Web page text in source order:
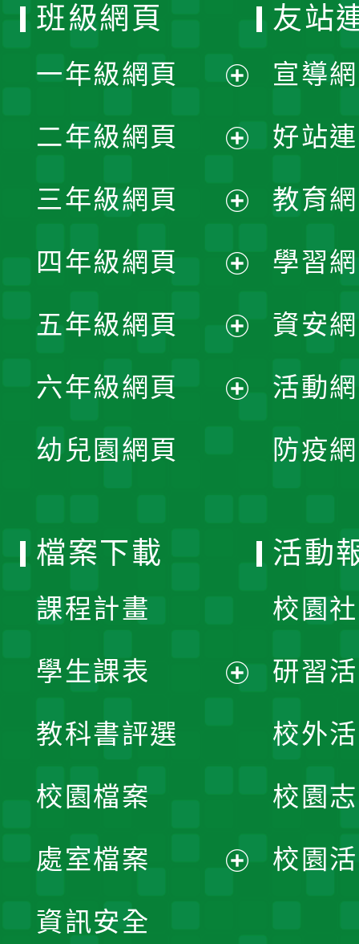
班級網頁
一年級網頁
開
選
單
二年級網頁
開
選
單
三年級網頁
開
選
單
四年級網頁
開
選
五年級網頁
開
六年級網頁
幼兒園網頁
友站
宣導
好站
教育
學習
資安
活動
防疫
檔案下載
課程計畫
學生課表
單
教科書評選
校園檔案
處室檔案
資訊安全
活動
校園
研習
校外
校園
校園